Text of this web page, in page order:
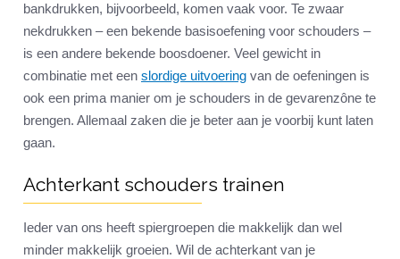
bankdrukken, bijvoorbeeld, komen vaak voor. Te zwaar
nekdrukken – een bekende basisoefening voor schouders –
is een andere bekende boosdoener. Veel gewicht in
combinatie met een slordige uitvoering van de oefeningen is
ook een prima manier om je schouders in de gevarenzône te
brengen. Allemaal zaken die je beter aan je voorbij kunt laten
gaan.
Achterkant schouders trainen
Ieder van ons heeft spiergroepen die makkelijk dan wel
minder makkelijk groeien. Wil de achterkant van je